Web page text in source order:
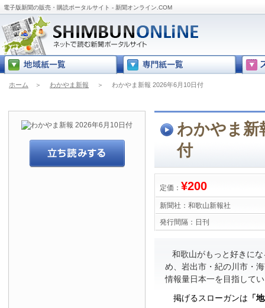
電子版新聞の販売・購読ポータルサイト - 新聞オンライン.COM
ホーム ＞ わかやま新報 ＞ わかやま新報 2026年6月10日付
わかやま新
付
定価： ¥200
新聞社： 和歌山新報社
発行間隔： 日刊
和歌山がもっと好きに
め、岩出市・紀の川市・
情報量日本一を目指して
掲げるスローガンは 「